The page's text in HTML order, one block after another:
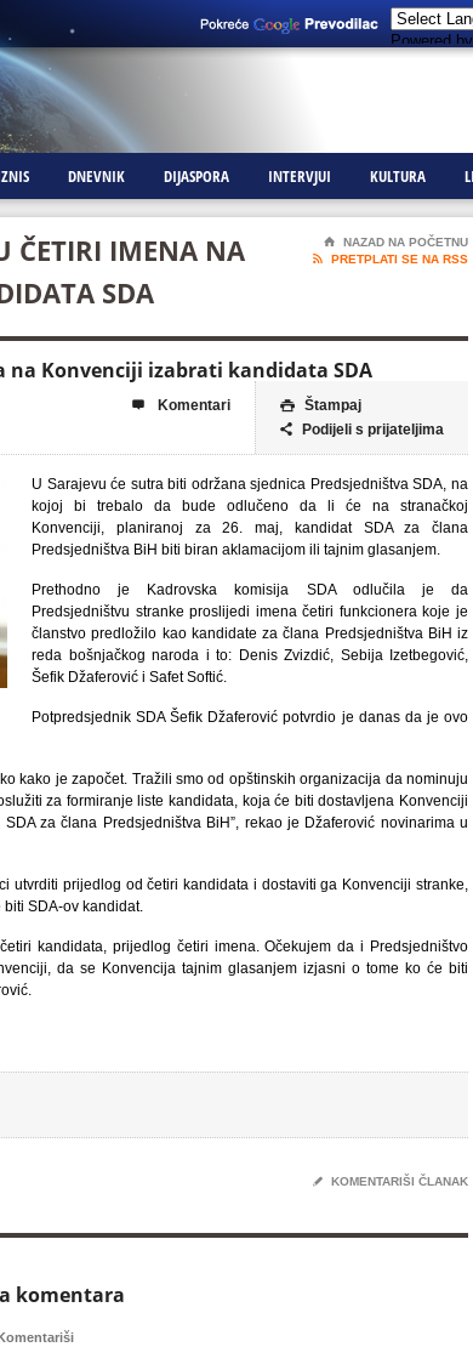
Powered by
DNEVNIK DIJASPORA INTERVJUI KULTURA
ČETIRI IMENA NA
SDA
⌂
NAZAD NA POČETNU

PRETPLATI SE NA RSS
na Konvenciji izabrati kandidata SDA
 Štampaj
 Podijeli s prijateljima
 Komentari
U Sarajevu će sutra biti održana sjednica Predsjedništva SDA, na
kojoj bi trebalo da bude odlučeno da li će na stranačkoj
Konvenciji, planiranoj za 26. maj, kandidat SDA za člana
Predsjedništva BiH biti biran aklamacijom ili tajnim glasanjem.
Prethodno je Kadrovska komisija SDA odlučila je da
Predsjedništvu stranke proslijedi imena četiri funkcionera koje je
članstvo predložilo kao kandidate za člana Predsjedništva BiH iz
reda bošnjačkog naroda i to: Denis Zvizdić, Sebija Izetbegović,
Šefik Džaferović i Safet Softić.
Potpredsjednik SDA Šefik Džaferović potvrdio je danas da je ovo
kako je započet. Tražili smo od opštinskih organizacija da nominuju
za formiranje liste kandidata, koja će biti dostavljena Konvenciji
za člana Predsjedništva BiH”, rekao je Džaferović novinarima u
utvrditi prijedlog od četiri kandidata i dostaviti ga Konvenciji stranke,
SDA-ov kandidat.
kandidata, prijedlog četiri imena. Očekujem da i Predsjedništvo
da se Konvencija tajnim glasanjem izjasni o tome ko će biti
✎ KOMENTARIŠI ČLANAK
komentara